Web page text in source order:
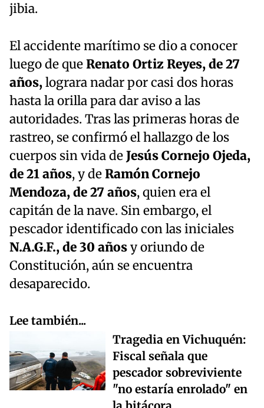
jibia.
El accidente marítimo se dio a conocer
luego de queRenato Ortiz Reyes, de 27
años,lograra nadar por casi dos horas
hasta la orilla para dar aviso a las
autoridades. Tras las primeras horas de
rastreo, se confirmó el hallazgo de los
cuerpos sin vida deJesús Cornejo Ojeda,
de 21 años, y deRamón Cornejo
Mendoza, de 27 años, quien era el
capitán de la nave. Sin embargo, el
pescador identificado con las iniciales
N.A.G.F., de 30 añosy oriundo de
Constitución, aún se encuentra
desaparecido.
Lee también...
Tragedia en Vichuquén:
Fiscal señala que
pescador sobreviviente
"no estaría enrolado" en